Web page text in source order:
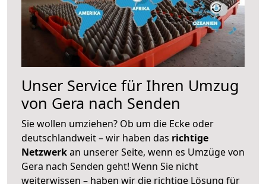
Unser Service für Ihren Umzug
von Gera nach Senden
Sie wollen umziehen? Ob um die Ecke oder
deutschlandweit – wir haben das richtige
Netzwerkan unserer Seite, wenn es Umzüge von
Gera nach Senden geht! Wenn Sie nicht
weiterwissen – haben wir die richtige Lösung für